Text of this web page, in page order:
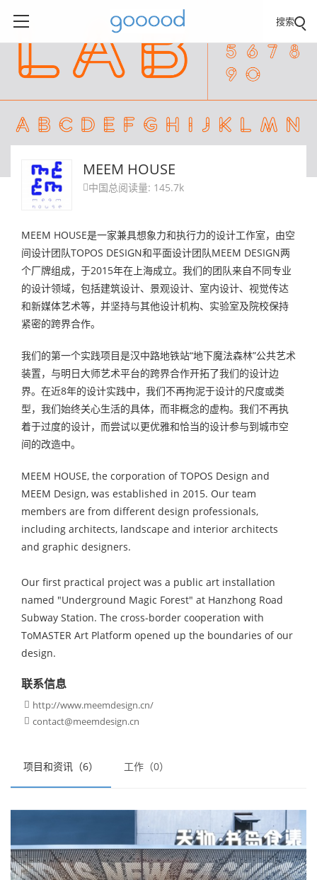
搜索
项目和资讯（6） 工作（0）
MEEM HOUSE
 中国总阅读量: 145.7k
MEEM HOUSE是一家兼具想象力和执行力的设计工作室，由空
间设计团队TOPOS DESIGN和平面设计团队MEEM DESIGN两
个厂牌组成，于2015年在上海成立。我们的团队来自不同专业
的设计领域，包括建筑设计、景观设计、室内设计、视觉传达
和新媒体艺术等，并坚持与其他设计机构、实验室及院校保持
紧密的跨界合作。
我们的第一个实践项目是汉中路地铁站“地下魔法森林”公共艺术
装置，与明日大师艺术平台的跨界合作开拓了我们的设计边
界。在近8年的设计实践中，我们不再拘泥于设计的尺度或类
型，我们始终关心生活的具体，而非概念的虚构。我们不再执
着于过度的设计，而尝试以更优雅和恰当的设计参与到城市空
间的改造中。
MEEM HOUSE, the corporation of TOPOS Design and
MEEM Design, was established in 2015. Our team
members are from different design professionals,
including architects, landscape and interior architects
and graphic designers.
Our first practical project was a public art installation
named "Underground Magic Forest" at Hanzhong Road
Subway Station. The cross-border cooperation with
ToMASTER Art Platform opened up the boundaries of our
design.
联系信息
 http://www.meemdesign.cn/
 contact@meemdesign.cn